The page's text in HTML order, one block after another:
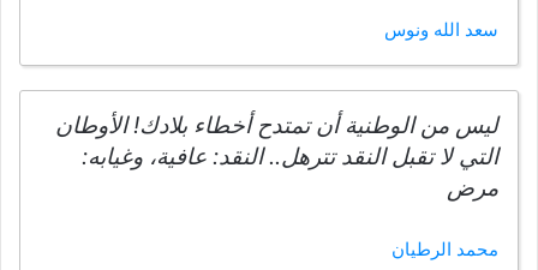
سعد الله ونوس
ليس من الوطنية أن تمتدح أخطاء بلادك! الأوطان
التي لا تقبل النقد تترهل.. النقد: عافية، وغيابه:
مرض
محمد الرطيان